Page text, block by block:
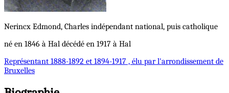
Nerincx Edmond, Charles indépendant national, puis catholique
né en 1846 à Hal décédé en 1917 à Hal
Représentant 1888-1892 et 1894-1917 , élu par l'arrondissement de
Bruxelles